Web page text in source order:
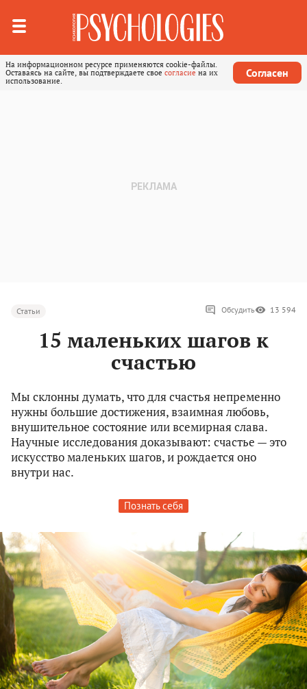
На информационном ресурсе применяются cookie-файлы.
Оставаясь на сайте, вы подтверждаете свое согласие на их
использование.
Согласен
Статьи Обсудить 13 594
15 маленьких шагов к
счастью
Мы склонны думать, что для счастья непременно
нужны большие достижения, взаимная любовь,
внушительное состояние или всемирная слава.
Научные исследования доказывают: счастье — это
искусство маленьких шагов, и рождается оно
внутри нас.
Познать себя